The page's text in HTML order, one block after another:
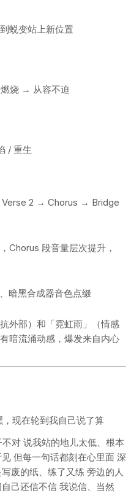
蜕变站上新位置
烧 → 从容不迫
/ 重生
2 → Chorus → Bridge
Chorus 段音量层次提升，
暗黑合成器音色点缀
外部）和「霓虹雨」（情感
暗流涌动感，爆发来自内心
现在轮到我自己说了算
对 说我站的地儿太低、根本
但每一句话都刻在心里面 深
废的纸、练了又练 旁边的人
己还信不信 我说信、当然